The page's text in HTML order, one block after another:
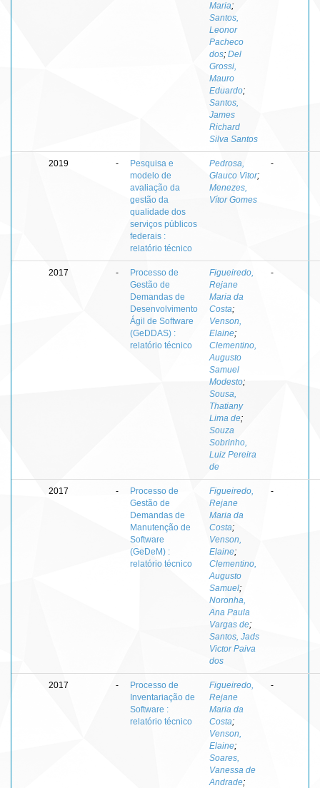
Maria;
Santos,
Leonor
Pacheco
dos; Del
Grossi,
Mauro
Eduardo;
Santos,
James
Richard
Silva Santos
2019 -
Pesquisa e
modelo de
avaliação da
gestão da
qualidade dos
serviços públicos
federais :
relatório técnico
Pedrosa,
Glauco Vitor;
Menezes,
Vítor Gomes
-
2017 -
Processo de
Gestão de
Demandas de
Desenvolvimento
Ágil de Software
(GeDDAS) :
relatório técnico
Figueiredo,
Rejane
Maria da
Costa;
Venson,
Elaine;
Clementino,
Augusto
Samuel
Modesto;
Sousa,
Thatiany
Lima de;
Souza
Sobrinho,
Luiz Pereira
de
-
2017 -
Processo de
Gestão de
Demandas de
Manutenção de
Software
(GeDeM) :
relatório técnico
Figueiredo,
Rejane
Maria da
Costa;
Venson,
Elaine;
Clementino,
Augusto
Samuel;
Noronha,
Ana Paula
Vargas de;
Santos, Jads
Victor Paiva
dos
-
2017 -
Processo de
Inventariação de
Software :
relatório técnico
Figueiredo,
Rejane
Maria da
Costa;
Venson,
Elaine;
Soares,
Vanessa de
Andrade;
-